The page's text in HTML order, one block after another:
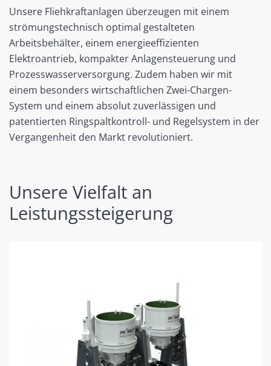
Unsere Fliehkraftanlagen überzeugen mit einem
strömungstechnisch optimal gestalteten
Arbeitsbehälter, einem energieeffizienten
Elektroantrieb, kompakter Anlagensteuerung und
Prozesswasserversorgung. Zudem haben wir mit
einem besonders wirtschaftlichen Zwei-Chargen-
System und einem absolut zuverlässigen und
patentierten Ringspaltkontroll- und Regelsystem in der
Vergangenheit den Markt revolutioniert.
Unsere Vielfalt an
Leistungssteigerung